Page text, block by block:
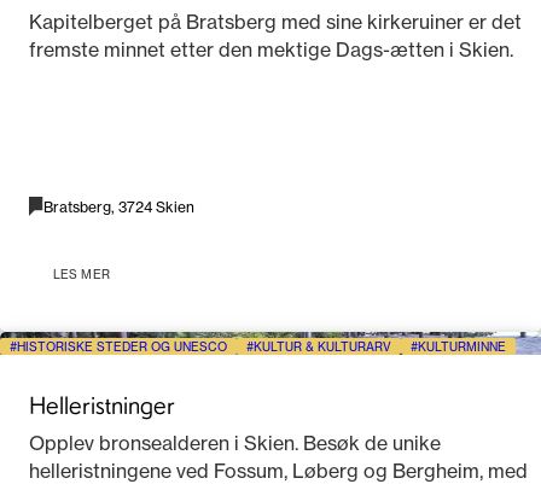
Kapitelberget på Bratsberg med sine kirkeruiner er det
fremste minnet etter den mektige Dags-ætten i Skien.
Bratsberg, 3724 Skien
LES MER
HISTORISKE STEDER OG UNESCO KULTUR & KULTURARV KULTURMINNE
Helleristninger
Opplev bronsealderen i Skien. Besøk de unike
helleristningene ved Fossum, Løberg og Bergheim, med